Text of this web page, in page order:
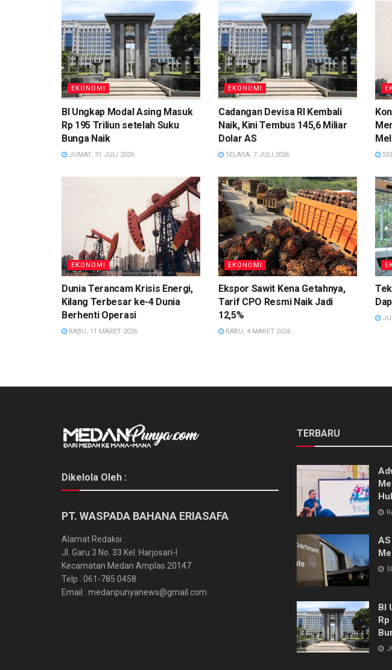
EKONOMI
BI Ungkap Modal Asing Masuk
Rp 195 Triliun setelah Suku
Bunga Naik
JUMAT, 31 JULI 2026
EKONOMI
Cadangan Devisa RI Kembali
Naik, Kini Tembus 145,6 Miliar
Dolar AS
SELASA, 7 JULI 2026
EKONOMI
Dunia Terancam Krisis Energi,
Kilang Terbesar ke-4 Dunia
Berhenti Operasi
RABU, 11 MARET 2026
EKONOMI
Ekspor Sawit Kena Getahnya,
Tarif CPO Resmi Naik Jadi
12,5%
RABU, 4 MARET 2026
Dikelola Oleh :
PT. WASPADA BAHANA ERIASAFA
Alamat Redaksi :
Jl. Garu 3 No. 33 Kel. Harjosari-I
Kecamatan Medan Amplas 20147
Telp : 061-785 0458
Email : medanpunyanews@gmail.com
TERBARU
BI